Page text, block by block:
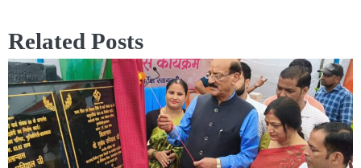
Related Posts